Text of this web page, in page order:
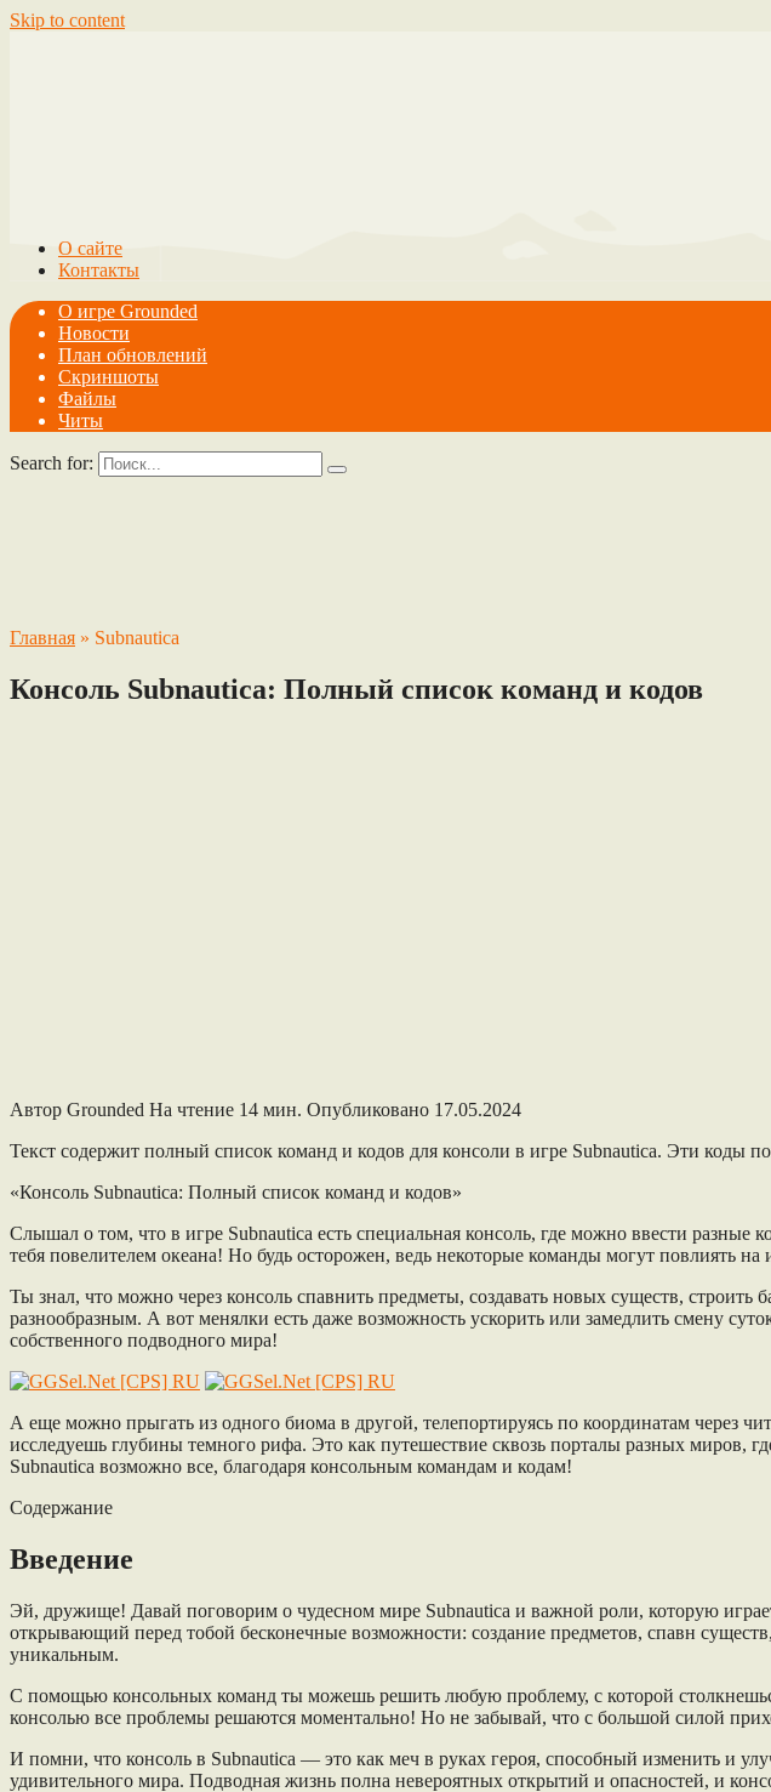
Skip to content
О сайте
Контакты
О игре Grounded
Новости
План обновлений
Скриншоты
Файлы
Читы
Search for:
Главная » Subnautica
Консоль Subnautica: Полный список команд и кодов
Автор Grounded На чтение 14 мин. Опубликовано 17.05.2024
Текст содержит полный список команд и кодов для консоли в игре Subnautica. Эти коды
«Консоль Subnautica: Полный список команд и кодов»
Слышал о том, что в игре Subnautica есть специальная консоль, где можно ввести
тебя повелителем океана! Но будь осторожен, ведь некоторые команды могут повлиять
Ты знал, что можно через консоль спавнить предметы, создавать новых существ,
разнообразным. А вот менялки есть даже возможность ускорить или замедлить смену
собственного подводного мира!
А еще можно прыгать из одного биома в другой, телепортируясь по координатам через
исследуешь глубины темного рифа. Это как путешествие сквозь порталы разных миров,
Subnautica возможно все, благодаря консольным командам и кодам!
Содержание
Введение
Эй, дружище! Давай поговорим о чудесном мире Subnautica и важной роли, которую
открывающий перед тобой бесконечные возможности: создание предметов, спавн
уникальным.
С помощью консольных команд ты можешь решить любую проблему, с которой
консолью все проблемы решаются моментально! Но не забывай, что с большой силой
И помни, что консоль в Subnautica — это как меч в руках героя, способный изменить и
удивительного мира. Подводная жизнь полна невероятных открытий и опасностей, и